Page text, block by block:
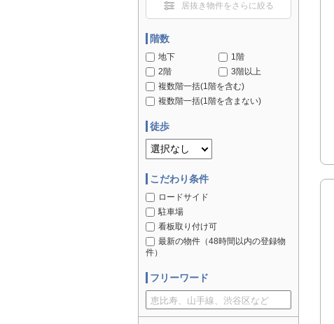
居抜き物件をさらに絞る
階数
地下
1階
2階
3階以上
複数階一括(1階を含む)
複数階一括(1階を含まない)
徒歩
こだわり条件
ロードサイド
駐車場
看板取り付け可
最新の物件（48時間以内の登録物
件）
フリーワード